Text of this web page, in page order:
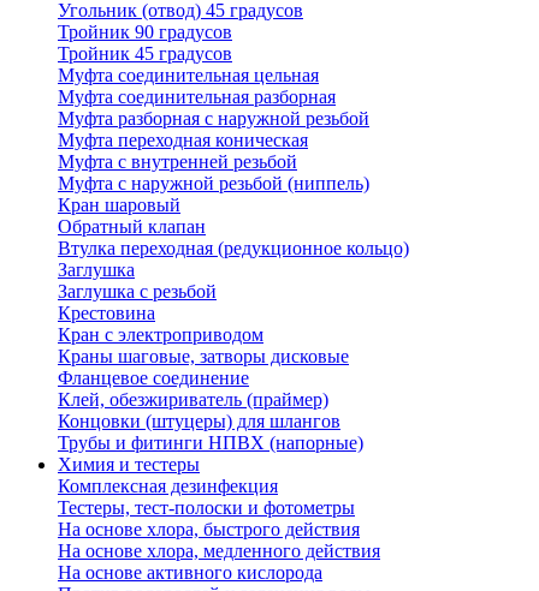
Угольник (отвод) 45 градусов
Тройник 90 градусов
Тройник 45 градусов
Муфта соединительная цельная
Муфта соединительная разборная
Муфта разборная с наружной резьбой
Муфта переходная коническая
Муфта с внутренней резьбой
Муфта с наружной резьбой (ниппель)
Кран шаровый
Обратный клапан
Втулка переходная (редукционное кольцо)
Заглушка
Заглушка с резьбой
Крестовина
Кран с электроприводом
Краны шаговые, затворы дисковые
Фланцевое соединение
Клей, обезжириватель (праймер)
Концовки (штуцеры) для шлангов
Трубы и фитинги НПВХ (напорные)
Химия и тестеры
Комплексная дезинфекция
Тестеры, тест-полоски и фотометры
На основе хлора, быстрого действия
На основе хлора, медленного действия
На основе активного кислорода